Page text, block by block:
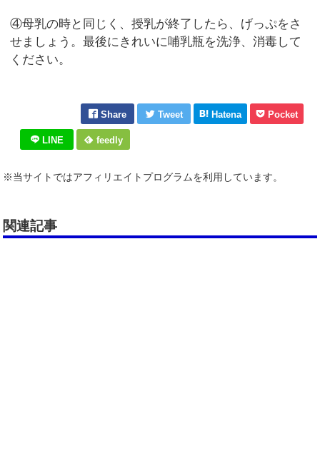
④母乳の時と同じく、授乳が終了したら、げっぷをさ
せましょう。最後にきれいに哺乳瓶を洗浄、消毒して
ください。
Share Tweet Hatena Pocket
LINE feedly
※当サイトではアフィリエイトプログラムを利用しています。
関連記事